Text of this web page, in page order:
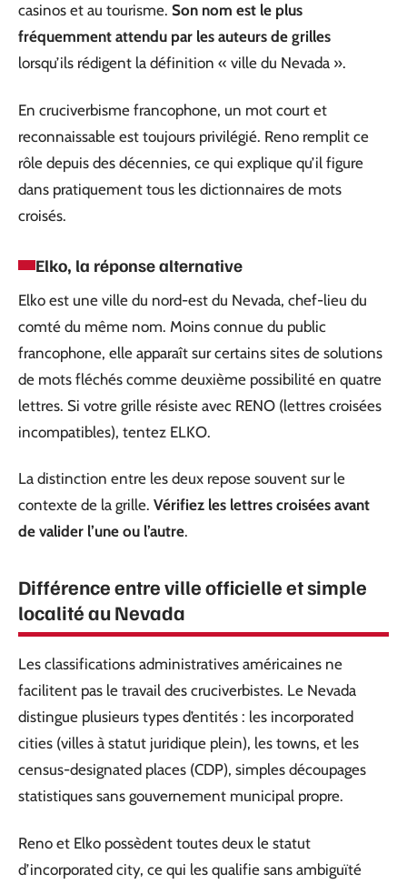
casinos et au tourisme. Son nom est le plus
fréquemment attendu par les auteurs de grilles
lorsqu’ils rédigent la définition « ville du Nevada ».
En cruciverbisme francophone, un mot court et
reconnaissable est toujours privilégié. Reno remplit ce
rôle depuis des décennies, ce qui explique qu’il figure
dans pratiquement tous les dictionnaires de mots
croisés.
Elko, la réponse alternative
Elko est une ville du nord-est du Nevada, chef-lieu du
comté du même nom. Moins connue du public
francophone, elle apparaît sur certains sites de solutions
de mots fléchés comme deuxième possibilité en quatre
lettres. Si votre grille résiste avec RENO (lettres croisées
incompatibles), tentez ELKO.
La distinction entre les deux repose souvent sur le
contexte de la grille. Vérifiez les lettres croisées avant
de valider l’une ou l’autre.
Différence entre ville officielle et simple
localité au Nevada
Les classifications administratives américaines ne
facilitent pas le travail des cruciverbistes. Le Nevada
distingue plusieurs types d’entités : les incorporated
cities (villes à statut juridique plein), les towns, et les
census-designated places (CDP), simples découpages
statistiques sans gouvernement municipal propre.
Reno et Elko possèdent toutes deux le statut
d’incorporated city, ce qui les qualifie sans ambiguïté